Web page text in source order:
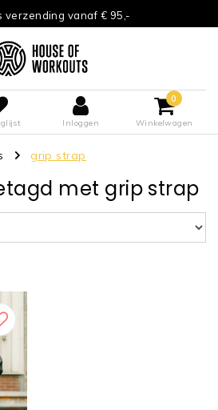
verzending vanaf € 95,-
Inloggen
0
Winkelwagen
grip strap
met grip strap